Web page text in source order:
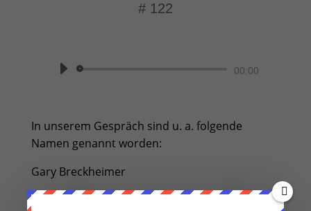
# 122
00:00
In unserem Gespräch sind u. a. folgende
Namen genannt worden:
Gary Breckheimer
Nigel Perry